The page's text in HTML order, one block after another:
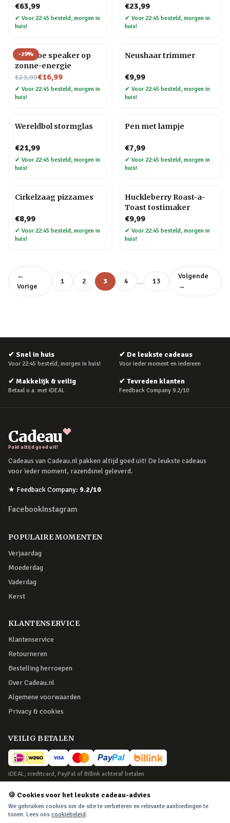
€63,99
✔ Voor 22:45 besteld, morgen in
huis!
€23,99
✔ Voor 22:45 besteld, morgen in
huis!
-29%
Bamboe speaker op
zonne-energie
€23,99
Nu voor€16,99
✔ Voor 22:45 besteld, morgen in
huis!
Neushaar trimmer
€9,99
✔ Voor 22:45 besteld, morgen in
huis!
Wereldbol stormglas
€21,99
✔ Voor 22:45 besteld, morgen in
huis!
Pen met lampje
€7,99
✔ Voor 22:45 besteld, morgen in
huis!
Cirkelzaag pizzames
€8,99
✔ Voor 22:45 besteld, morgen in
huis!
Huckleberry Roast-a-
Toast tostimaker
€9,99
✔ Voor 22:45 besteld, morgen in
huis!
←
Vorige
1 2 3 4 … 13
Volgende
→
✔ Snel in huis
Voor 22:45 besteld, morgen in huis!
✔ De leukste cadeaus
Voor ieder moment en iedereen
✔ Makkelijk & veilig
Betaal o.a. met iDEAL
✔ Tevreden klanten
Feedback Company 9.2/10
Cadeau
Pakt altijd goed uit!
Cadeaus van Cadeau.nl pakken altijd goed uit! De leukste cadeaus
voor ieder moment, razendsnel geleverd.
★ Feedback Company: 9.2/10
FacebookInstagram
POPULAIRE MOMENTEN
Verjaardag
Moederdag
Vaderdag
Kerst
KLANTENSERVICE
Klantenservice
Retourneren
Bestelling herroepen
Over Cadeau.nl
Algemene voorwaarden
Privacy & cookies
VEILIG BETALEN
iDEAL, creditcard, PayPal of Billink achteraf betalen
BEZORGING
Voor 22:45 besteld, morgen in huis. Tot 365 dagen retourneren.
🍪 Cookies voor het leukste cadeau-advies
We gebruiken cookies om de site te verbeteren en relevante aanbiedingen te
tonen. Lees ons cookiebeleid.